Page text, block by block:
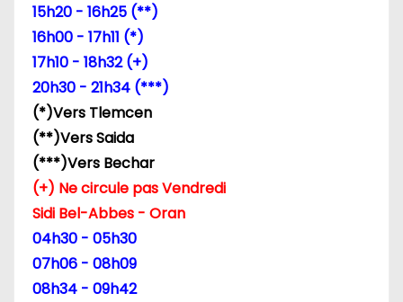
15h20 - 16h25 (**)
16h00 - 17h11 (*)
17h10 - 18h32 (+)
20h30 - 21h34 (***)
(*)Vers Tlemcen
(**)Vers Saida
(***)Vers Bechar
(+) Ne circule pas Vendredi
Sidi Bel-Abbes - Oran
04h30 - 05h30
07h06 - 08h09
08h34 - 09h42